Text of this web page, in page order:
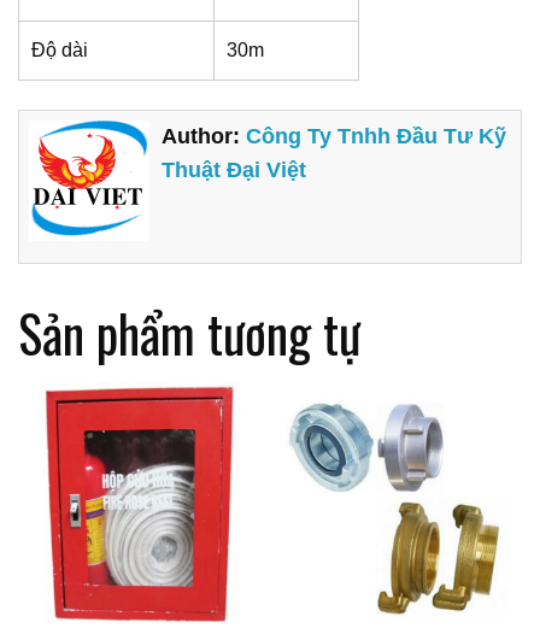
Độ dài 30m
Author:Công Ty Tnhh Đầu Tư Kỹ
Thuật Đại Việt
Sản phẩm tương tự